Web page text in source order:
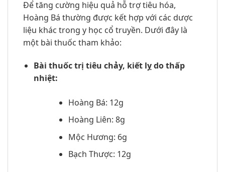
Để tăng cường hiệu quả hỗ trợ tiêu hóa,
Hoàng Bá thường được kết hợp với các dược
liệu khác trong y học cổ truyền. Dưới đây là
một bài thuốc tham khảo:
Bài thuốc trị tiêu chảy, kiết lỵ do thấp
nhiệt:
Hoàng Bá: 12g
Hoàng Liên: 8g
Mộc Hương: 6g
Bạch Thược: 12g